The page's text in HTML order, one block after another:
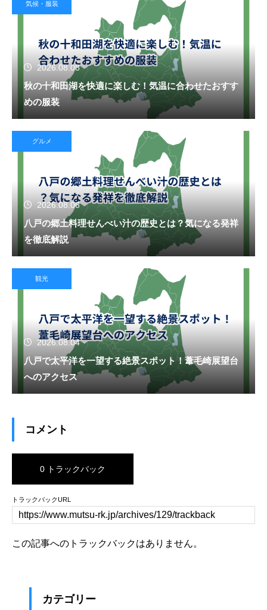
気候・服装
2026.08.08
秋の十和田湖を快適に楽しむ！気温に合わせたおすす
めの服装
グルメ
2026.08.06
八戸の郷土料理せんべい汁の歴史とは？気になる発祥
を徹底解説
観光
2026.08.04
八戸で太平洋を一望する絶景スポット！葦毛崎展望台
へのアクセス
コメント
0 トラックバック
トラックバックURL
この記事へのトラックバックはありません。
カテゴリー